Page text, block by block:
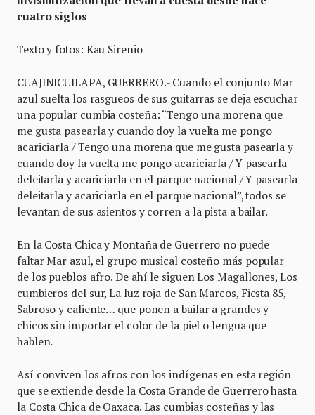
cuatro siglos
Texto y fotos: Kau Sirenio
CUAJINICUILAPA, GUERRERO.- Cuando el conjunto Mar
azul suelta los rasgueos de sus guitarras se deja escuchar
una popular cumbia costeña: “Tengo una morena que
me gusta pasearla y cuando doy la vuelta me pongo
acariciarla / Tengo una morena que me gusta pasearla y
cuando doy la vuelta me pongo acariciarla / Y pasearla
deleitarla y acariciarla en el parque nacional / Y pasearla
deleitarla y acariciarla en el parque nacional”, todos se
levantan de sus asientos y corren a la pista a bailar.
En la Costa Chica y Montaña de Guerrero no puede
faltar Mar azul, el grupo musical costeño más popular
de los pueblos afro. De ahí le siguen Los Magallones, Los
cumbieros del sur, La luz roja de San Marcos, Fiesta 85,
Sabroso y caliente… que ponen a bailar a grandes y
chicos sin importar el color de la piel o lengua que
hablen.
Así conviven los afros con los indígenas en esta región
que se extiende desde la Costa Grande de Guerrero hasta
la Costa Chica de Oaxaca. Las cumbias costeñas y las